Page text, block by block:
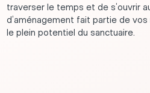
traverser le temps et de s’ouvrir
d’aménagement fait partie de
le plein potentiel du sanctuaire.